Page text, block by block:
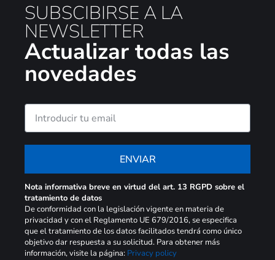
SUBSCIBIRSE A LA
NEWSLETTER
Actualizar todas las
novedades
ENVIAR
Nota informativa breve en virtud del art. 13 RGPD sobre el
tratamiento de datos
De conformidad con la legislación vigente en materia de
privacidad y con el Reglamento UE 679/2016, se especifica
que el tratamiento de los datos facilitados tendrá como único
objetivo dar respuesta a su solicitud. Para obtener más
información, visite la página: Privacy policy